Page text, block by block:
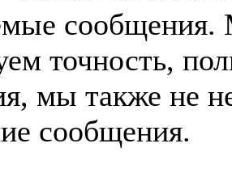
сообщения.
точность,
мы также не
сообщения.